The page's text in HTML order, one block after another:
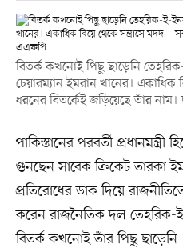
বিতর্ক কখনোই পিছু ছাড়েনি
চেয়ারম্যান ইমরান খানের। একাধিক
ধরনের বিতর্কেই জড়িয়েছে তাঁর
পাকিস্তানের পরবর্তী
গুনছেন সাবেক ক্রিকেট তারকা
প্রতিরোধের ডাক দিয়ে
করেন রাজনৈতিক দল তেহরিক-
বিতর্ক কখনোই তাঁর পিছু